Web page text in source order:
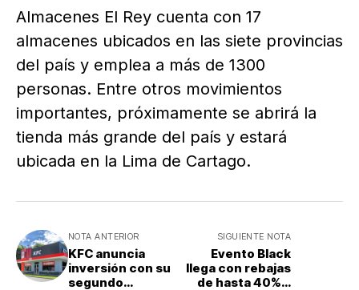
Almacenes El Rey cuenta con 17
almacenes ubicados en las siete provincias
del país y emplea a más de 1300
personas. Entre otros movimientos
importantes, próximamente se abrirá la
tienda más grande del país y estará
ubicada en la Lima de Cartago.
NOTA ANTERIOR
KFC anuncia
inversión con su
segundo
SIGUIENTE NOTA
Evento Black
llega con rebajas
de hasta 40% a